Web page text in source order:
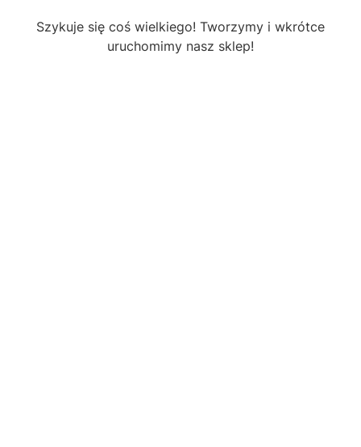
Szykuje się coś wielkiego! Tworzymy i wkrótce
uruchomimy nasz sklep!